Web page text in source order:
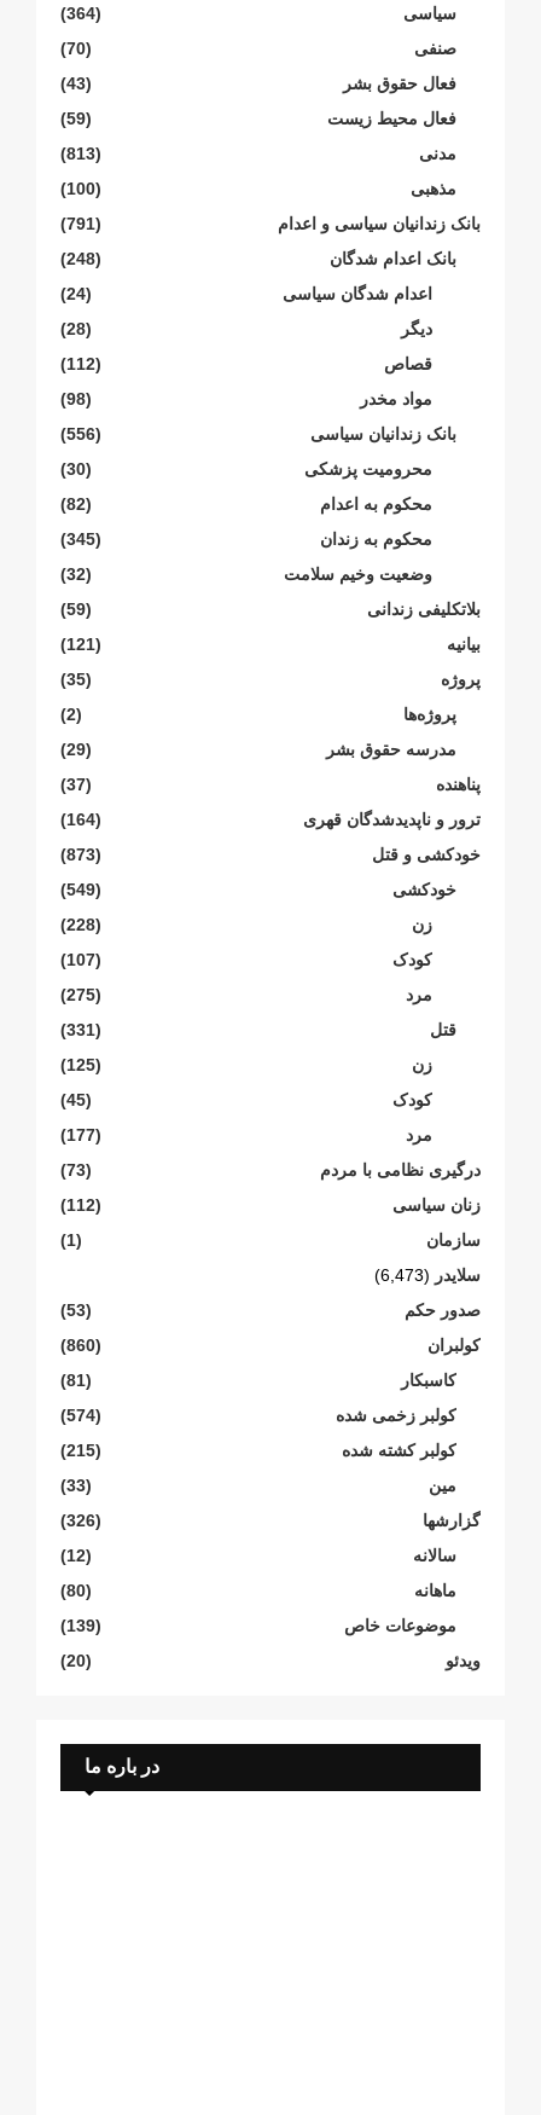
سیاسی
(364)
صنفی
(70)
فعال حقوق بشر
(43)
فعال محیط زیست
(59)
مدنی
(813)
مذهبی
(100)
بانک زندانیان سیاسی و اعدام
(791)
بانک اعدام شدگان
(248)
اعدام شدگان سیاسی
(24)
دیگر
(28)
قصاص
(112)
مواد مخدر
(98)
بانک زندانیان سیاسی
(556)
محرومیت پزشکی
(30)
محکوم بە اعدام
(82)
محکوم بە زندان
(345)
وضعیت وخیم سلامت
(32)
بلاتکلیفی زندانی
(59)
بیانیە
(121)
پروژە
(35)
پروژەها
(2)
مدرسە حقوق بشر
(29)
پناهنده
(37)
ترور و ناپدیدشدگان قهری
(164)
خودکشی و قتل
(873)
خودکشی
(549)
زن
(228)
کودک
(107)
مرد
(275)
قتل
(331)
زن
(125)
کودک
(45)
مرد
(177)
درگیری نظامی با مردم
(73)
زنان سیاسی
(112)
سازمان
(1)
سلایدر (6,473)
صدور حکم
(53)
کولبران
(860)
کاسبکار
(81)
کولبر زخمی شدە
(574)
کولبر کشتە شدە
(215)
مین
(33)
گزارشها
(326)
سالانە
(12)
ماهانە
(80)
موضوعات خاص
(139)
ویدئو
(20)
در باره ما